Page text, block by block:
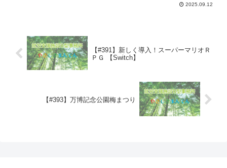
2025.09.12
【#391】新しく導入！スーパーマリオＲ
ＰＧ 【Switch】
【#393】万博記念公園梅まつり